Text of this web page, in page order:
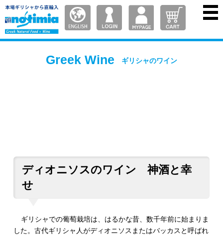
Greek Wine ギリシャのワイン
ディオニソスのワイン 神酒と幸
せ
ギリシャでの葡萄栽培は、はるかな昔、数千年前に始まりま
した。古代ギリシャ人がディオニソスまたはバッカスと呼ばれ